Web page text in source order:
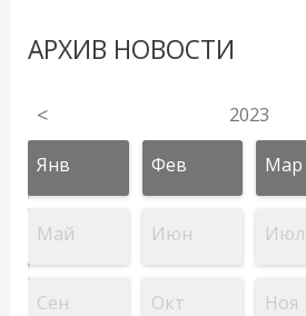
АРХИВ НОВОСТИ
< 2023
Янв Фев Мар
Май Июн Июл
Сен Окт Ноя